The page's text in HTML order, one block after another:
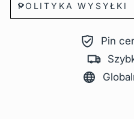
POLITYKA WYSYŁKI
Pin